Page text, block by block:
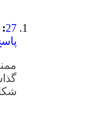
:
ممنون
شکل